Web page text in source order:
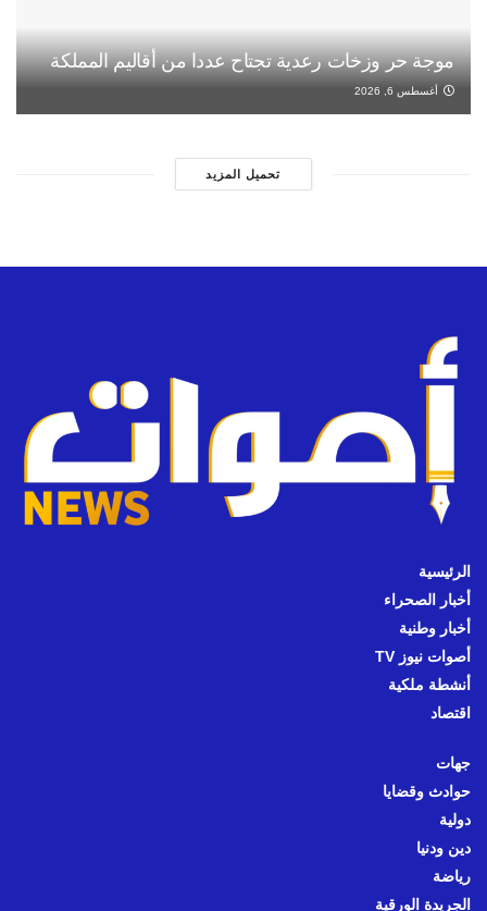
موجة حر وزخات رعدية تجتاح عددا من أقاليم المملكة
أغسطس 6, 2026
تحميل المزيد
الرئيسية
أخبار الصحراء
أخبار وطنية
أصوات نيوز TV
أنشطة ملكية
اقتصاد
جهات
حوادث وقضايا
دولية
دين ودنيا
رياضة
الجريدة الورقية